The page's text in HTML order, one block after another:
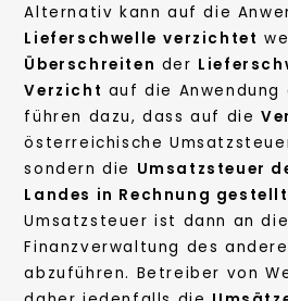
Alternativ kann auf die
Lieferschwelle verzichtet
Überschreiten der
Verzicht auf die
führen dazu, dass auf die
österreichische
sondern die Umsatzsteuer
Landes in Rechnung
Umsatzsteuer ist dann an
Finanzverwaltung des
abzuführen. Betreiber von